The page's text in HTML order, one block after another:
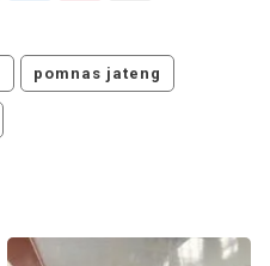
pomnas jateng